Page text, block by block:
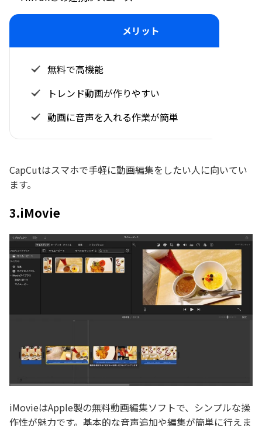
メリット
無料で高機能
トレンド動画が作りやすい
動画に音声を入れる作業が簡単
CapCutはスマホで手軽に動画編集をしたい人に向いてい
ます。
3.iMovie
iMovieはApple製の無料動画編集ソフトで、シンプルな操
作性が魅力です。基本的な音声追加や編集が簡単に行えま